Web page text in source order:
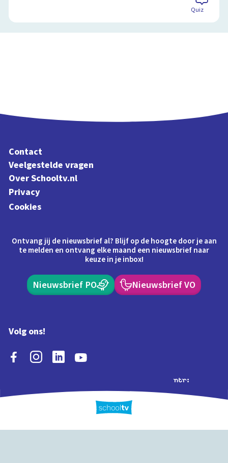
Quiz
Contact
Veelgestelde vragen
Over Schooltv.nl
Privacy
Cookies
Ontvang jij de nieuwsbrief al? Blijf op de hoogte door je aan
te melden en ontvang elke maand een nieuwsbrief naar
keuze in je inbox!
Nieuwsbrief PO Nieuwsbrief VO
Volg ons!